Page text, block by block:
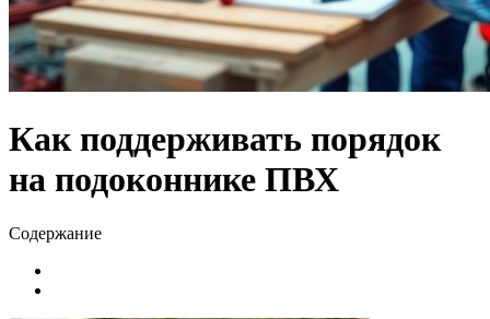
Как поддерживать порядок
на подоконнике ПВХ
Содержание